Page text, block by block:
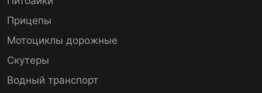
Прицепы
Мотоциклы дорожные
Скутеры
Водный транспорт